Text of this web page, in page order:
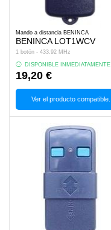
Mando a distancia BENINCA
BENINCA LOT1WCV
1 botón - 433.92 MHz
DISPONIBLE INMEDIATAMENTE
19,20 €
Ver el producto compatible.